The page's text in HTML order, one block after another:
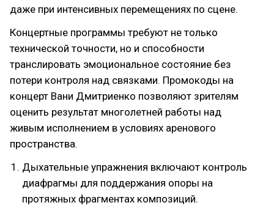
даже при интенсивных перемещениях по сцене.
Концертные программы требуют не только
технической точности, но и способности
транслировать эмоциональное состояние без
потери контроля над связками. Промокоды на
концерт Вани Дмитриенко позволяют зрителям
оценить результат многолетней работы над
живым исполнением в условиях аренового
пространства.
Дыхательные упражнения включают контроль
диафрагмы для поддержания опоры на
протяжных фрагментах композиций.